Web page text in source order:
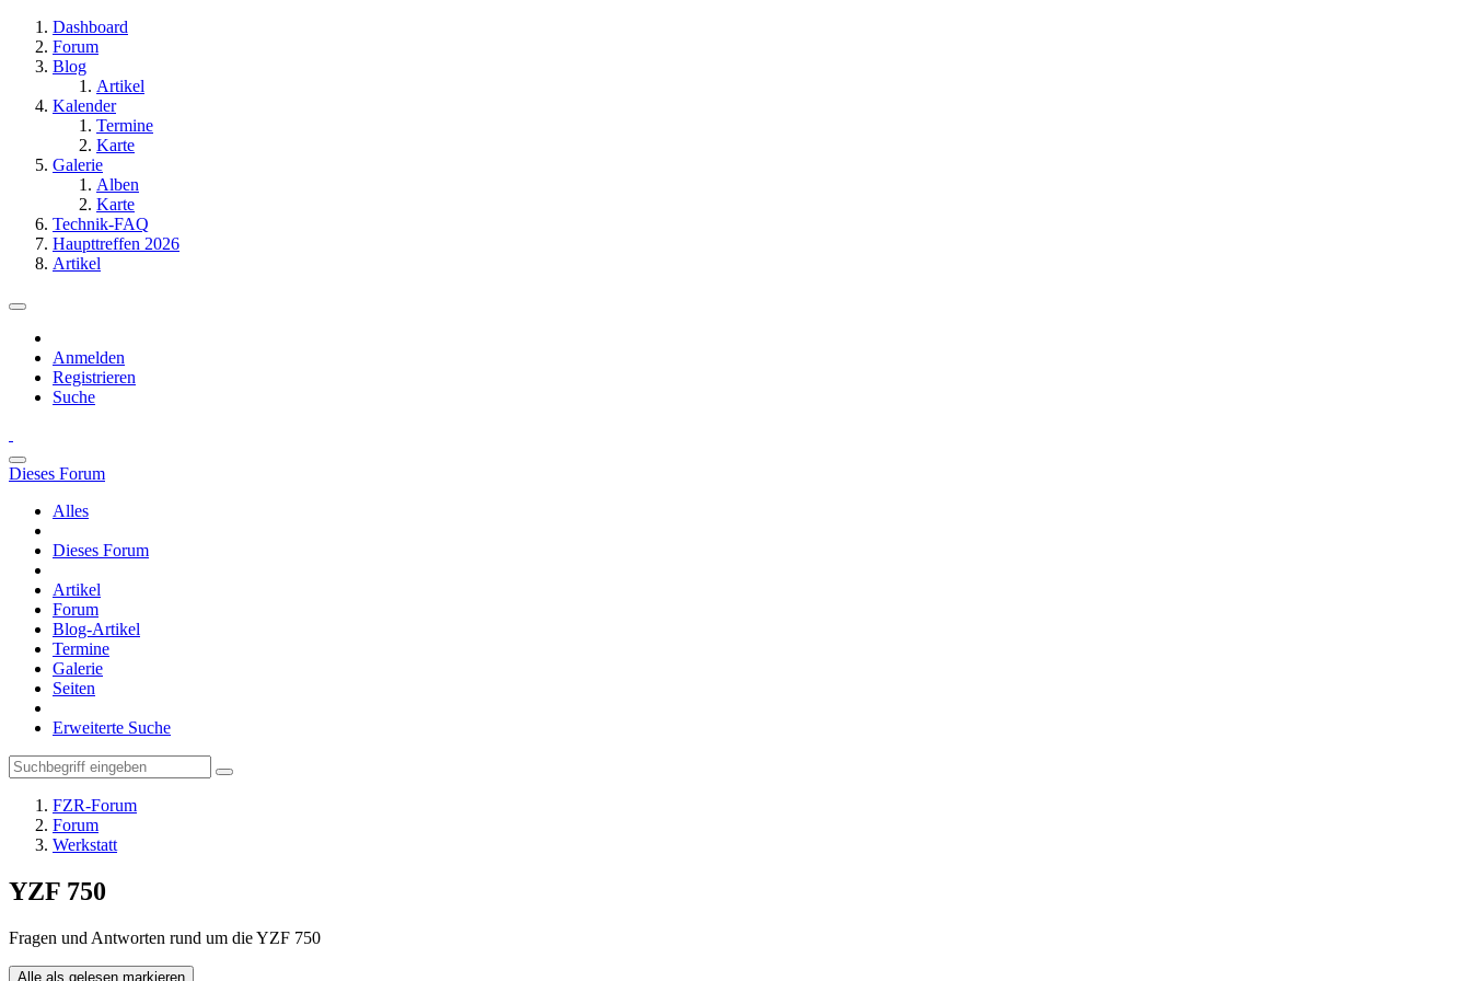
Dashboard
Forum
Blog
Artikel
Kalender
Termine
Karte
Galerie
Alben
Karte
Technik-FAQ
Haupttreffen 2026
Artikel
Anmelden
Registrieren
Suche
Dieses Forum
Alles
Dieses Forum
Artikel
Forum
Blog-Artikel
Termine
Galerie
Seiten
Erweiterte Suche
FZR-Forum
Forum
Werkstatt
YZF 750
Fragen und Antworten rund um die YZF 750
Alle als gelesen markieren